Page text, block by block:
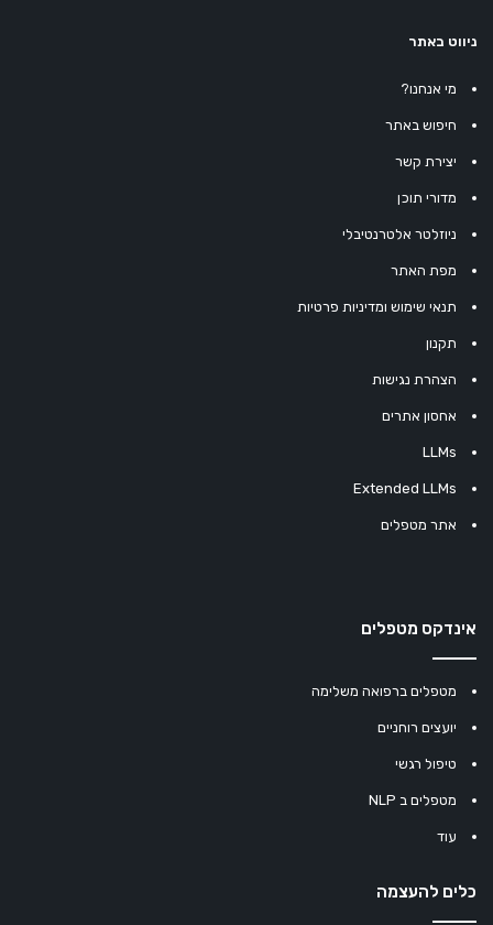
ניווט באתר
מי אנחנו?
חיפוש באתר
יצירת קשר
מדורי תוכן
ניוזלטר אלטרנטיבלי
מפת האתר
תנאי שימוש ומדיניות פרטיות
תקנון
הצהרת נגישות
אחסון אתרים
LLMs
Extended LLMs
אתר מטפלים
אינדקס מטפלים
מטפלים ברפואה משלימה
יועצים רוחניים
טיפול רגשי
מטפלים ב NLP
עוד
כלים להעצמה